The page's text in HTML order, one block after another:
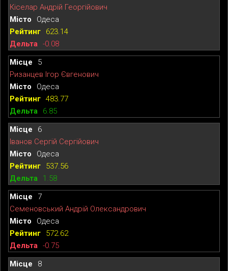
Кіселар Андрій Георгійович
Одеса
623.14
-0.08
5
Ризанцев Ігор Євгенович
Одеса
483.77
6.85
6
Іванов Сергій Сергійович
Одеса
537.56
1.58
7
Семеновський Андрій Олександрович
Одеса
572.62
-0.75
8